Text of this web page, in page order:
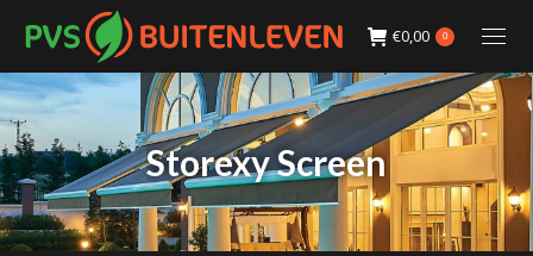
€0,00 0
Storexy Screen